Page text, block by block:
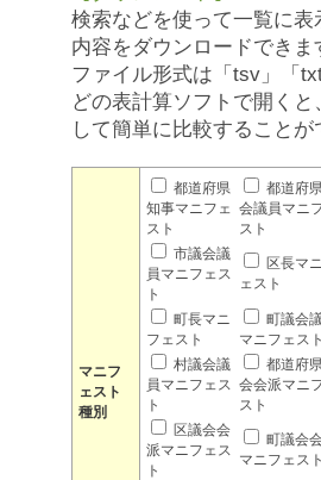
検索などを使って一覧に表
内容をダウンロードできま
ファイル形式は「tsv」「
どの表計算ソフトで開くと
して簡単に比較することが
マニフ
ェスト
種別
都道府県
知事マニフェ
スト
都道府
会議員マニ
スト
市議会議
員マニフェス
ト
区長マ
ェスト
町長マニ
フェスト
町議会
マニフェスト
村議会議
員マニフェス
ト
都道府
会会派マニ
スト
区議会会
派マニフェス
ト
町議会
マニフェスト